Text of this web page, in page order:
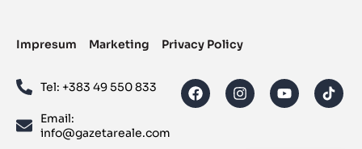
Impresum Marketing Privacy Policy
Tel: ‪+383 49 550 833‬
Email:
info@gazetareale.com